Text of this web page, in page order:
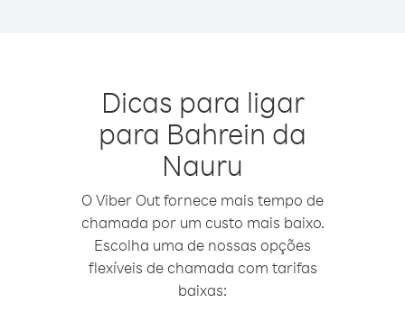
Dicas para ligar
para Bahrein da
Nauru
O Viber Out fornece mais tempo de
chamada por um custo mais baixo.
Escolha uma de nossas opções
flexíveis de chamada com tarifas
baixas: